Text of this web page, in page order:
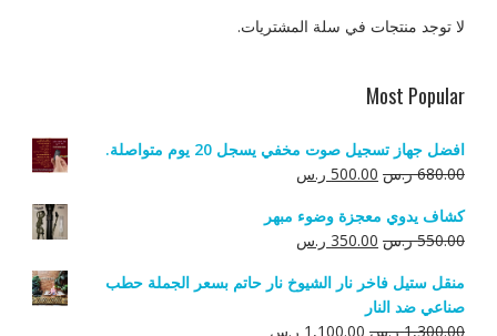
لا توجد منتجات في سلة المشتريات.
Most Popular
افضل جهاز تسجيل صوت مخفي يسجل 20 يوم متواصلة.
680.00 ر.س السعر
هو:
680.00 ر.س.
500.00 ر.سالسعر
هو:
500.00 ر.س.
كشاف يدوي معجزة وضوء مبهر
550.00 ر.س السعر
هو:
550.00 ر.س.
350.00 ر.سالسعر
هو:
منقل ستيل فاخر نار الشيوخ نار حاتم بسعر الجملة حطب
صناعي ضد النار
1,300.00 ر.س السعر
1,100.00 ر.سالسعر